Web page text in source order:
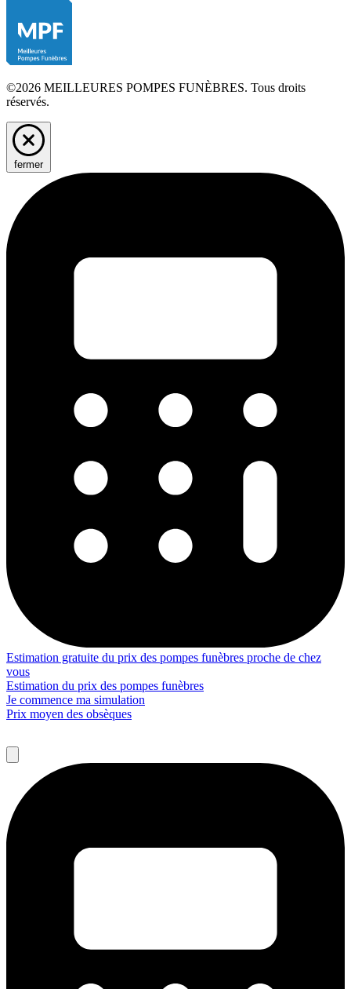
©2026 MEILLEURES POMPES FUNÈBRES. Tous droits
réservés.
fermer
Estimation gratuite du prix des pompes funèbres proche de chez
vous
Estimation du prix des pompes funèbres
Je commence ma simulation
Prix moyen des obsèques